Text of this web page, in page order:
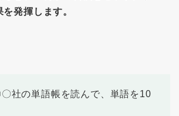
発揮します。
〇社の単語帳を読んで、単語を10